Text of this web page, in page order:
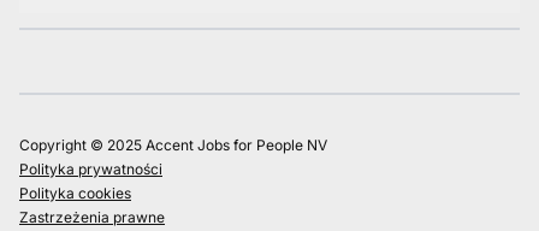
Copyright © 2025 Accent Jobs for People NV
Polityka prywatności
Polityka cookies
Zastrzeżenia prawne